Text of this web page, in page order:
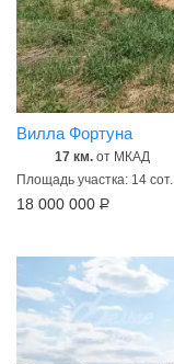
Вилла Фортуна
17 км. от МКАД
Площадь участка: 14 сот.
18 000 000 Р